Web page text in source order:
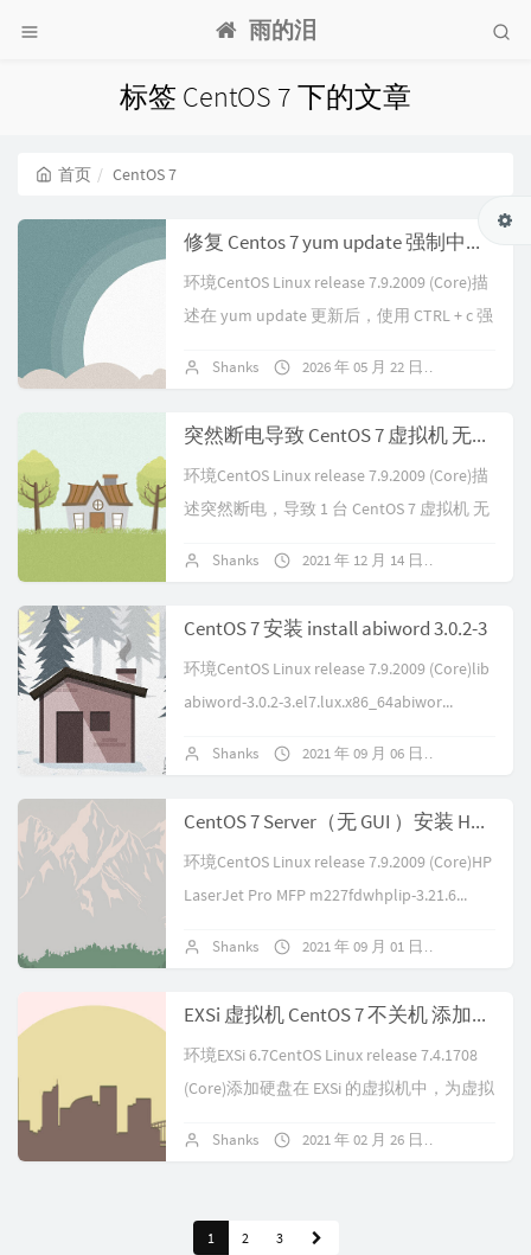
雨的泪
标签 CentOS 7 下的文章
首页 CentOS 7
修复 Centos 7 yum update 强制中断导致问题
环境CentOS Linux release 7.9.2009 (Core)描
述在 yum update 更新后，使用 CTRL + c 强
Shanks 2026 年 05 月 22 日
突然断电导致 CentOS 7 虚拟机 无法启动 错误提示：unmount and run xfs_repair metadata IO error in xfs_trans_read_buf_map at daddr
环境CentOS Linux release 7.9.2009 (Core)描
述突然断电，导致 1 台 CentOS 7 虚拟机 无
Shanks 2021 年 12 月 14 日
CentOS 7 安装 install abiword 3.0.2-3
环境CentOS Linux release 7.9.2009 (Core)lib
abiword-3.0.2-3.el7.lux.x86_64abiwor...
Shanks 2021 年 09 月 06 日
CentOS 7 Server（无 GUI ）安装 HP 惠普打印机驱动 hplip 过程记录
环境CentOS Linux release 7.9.2009 (Core)HP
LaserJet Pro MFP m227fdwhplip-3.21.6...
Shanks 2021 年 09 月 01 日
EXSi 虚拟机 CentOS 7 不关机 添加硬盘 扩展空间 LVM 在线扩容
环境EXSi 6.7CentOS Linux release 7.4.1708
(Core)添加硬盘在 EXSi 的虚拟机中，为虚拟
Shanks 2021 年 02 月 26 日
1 2 3